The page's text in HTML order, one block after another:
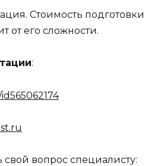
Стоимость подготовки
от его сложности.
:
свой вопрос специалисту: